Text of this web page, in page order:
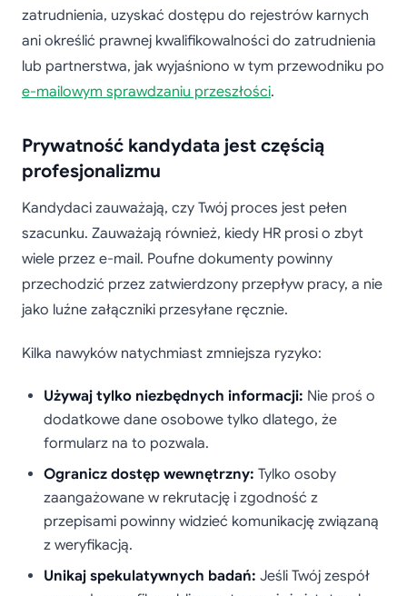
zatrudnienia, uzyskać dostępu do rejestrów karnych
ani określić prawnej kwalifikowalności do zatrudnienia
lub partnerstwa, jak wyjaśniono w tym przewodniku po
e-mailowym sprawdzaniu przeszłości.
Prywatność kandydata jest częścią
profesjonalizmu
Kandydaci zauważają, czy Twój proces jest pełen
szacunku. Zauważają również, kiedy HR prosi o zbyt
wiele przez e-mail. Poufne dokumenty powinny
przechodzić przez zatwierdzony przepływ pracy, a nie
jako luźne załączniki przesyłane ręcznie.
Kilka nawyków natychmiast zmniejsza ryzyko:
Używaj tylko niezbędnych informacji: Nie proś o
dodatkowe dane osobowe tylko dlatego, że
formularz na to pozwala.
Ogranicz dostęp wewnętrzny: Tylko osoby
zaangażowane w rekrutację i zgodność z
przepisami powinny widzieć komunikację związaną
z weryfikacją.
Unikaj spekulatywnych badań: Jeśli Twój zespół